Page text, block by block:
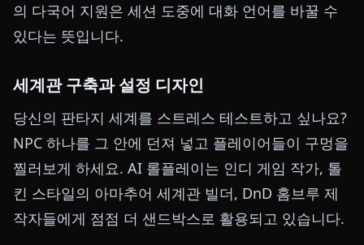
의 다국어 지원은 세션 도중에 대화 언어를 바꿀 수
있다는 뜻입니다.
세계관 구축과 설정 디자인
당신의 판타지 세계를 스트레스 테스트하고 싶나요?
NPC 하나를 그 안에 던져 넣고 플레이어들이 구멍을
찔러보게 하세요. AI 롤플레이는 인디 게임 작가, 톨
킨 스타일의 아마추어 세계관 빌더, DnD 홈브루 제
작자들에게 점점 더 샌드박스로 활용되고 있습니다.